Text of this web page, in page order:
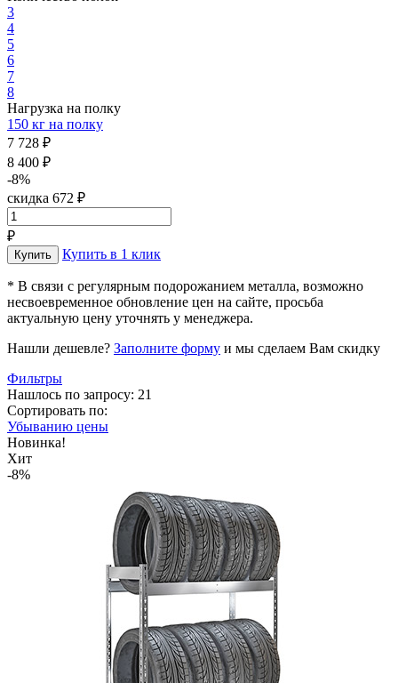
3
4
5
6
7
8
Нагрузка на полку
150 кг на полку
7 728 ₽
8 400 ₽
-8%
скидка 672 ₽
₽
Купить в 1 клик
* В связи с регулярным подорожанием металла, возможно
несвоевременное обновление цен на сайте, просьба
актуальную цену уточнять у менеджера.
Нашли дешевле? Заполните форму и мы сделаем Вам скидку
Фильтры
Нашлось по запросу: 21
Сортировать по:
Убыванию цены
Новинка!
Хит
-8%